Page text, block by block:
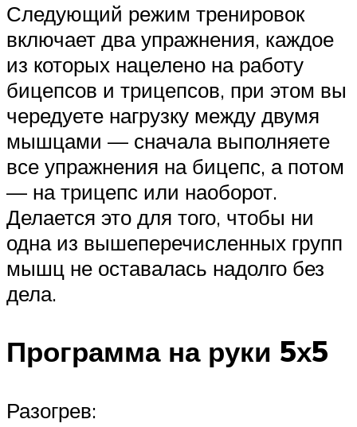
Следующий режим тренировок
включает два упражнения, каждое
из которых нацелено на работу
бицепсов и трицепсов, при этом вы
чередуете нагрузку между двумя
мышцами — сначала выполняете
все упражнения на бицепс, а потом
— на трицепс или наоборот.
Делается это для того, чтобы ни
одна из вышеперечисленных групп
мышц не оставалась надолго без
дела.
Программа на руки 5х5
Разогрев: